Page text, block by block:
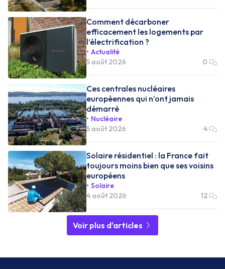
Comment décarboner
efficacement les logements par
l’électrification ?
Actualité
5 août 2026
0
Ces centrales nucléaires
européennes qui n’ont jamais
démarré
Nucléaire
5 août 2026
4
Solaire résidentiel : la France fait
toujours moins bien que ses voisins
européens
Solaire
4 août 2026
12
Voir plus d'articles